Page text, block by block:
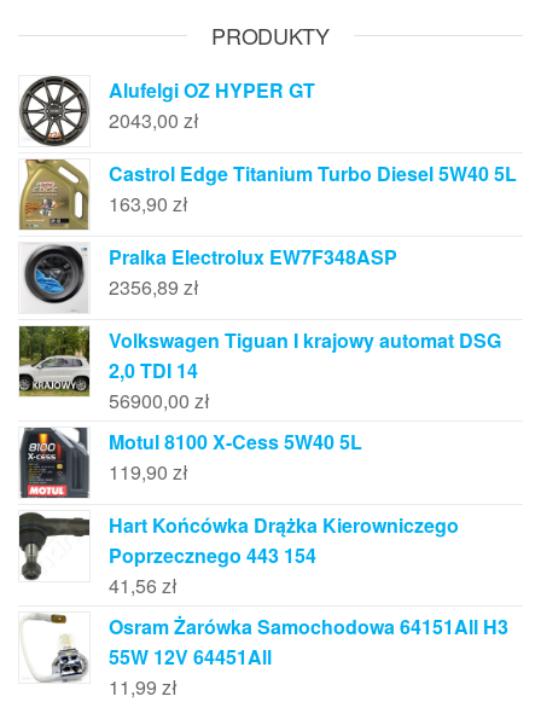
PRODUKTY
Alufelgi OZ HYPER GT
2043,00 zł
Castrol Edge Titanium Turbo Diesel 5W40 5L
163,90 zł
Pralka Electrolux EW7F348ASP
2356,89 zł
Volkswagen Tiguan I krajowy automat DSG
2,0 TDI 14
56900,00 zł
Motul 8100 X-Cess 5W40 5L
119,90 zł
Hart Końcówka Drążka Kierowniczego
Poprzecznego 443 154
41,56 zł
Osram Żarówka Samochodowa 64151All H3
55W 12V 64451All
11,99 zł